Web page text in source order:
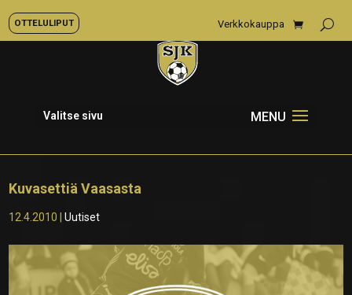
OTTELULIPUT Verkkokauppa
Valitse sivu
Kuvasettiä Vaasasta
12.4.2010 |Uutiset